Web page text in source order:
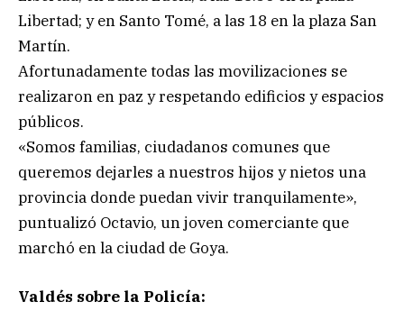
Libertad; y en Santo Tomé, a las 18 en la plaza San
Martín.
Afortunadamente todas las movilizaciones se
realizaron en paz y respetando edificios y espacios
públicos.
«Somos familias, ciudadanos comunes que
queremos dejarles a nuestros hijos y nietos una
provincia donde puedan vivir tranquilamente»,
puntualizó Octavio, un joven comerciante que
marchó en la ciudad de Goya.
Valdés sobre la Policía: